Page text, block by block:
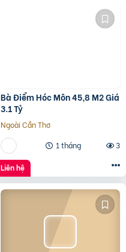
Bà Điểm Hóc Môn 45,8 M2 Giá
3.1 Tỷ
Ngoài Cần Thơ
1 tháng
3
Liên hệ